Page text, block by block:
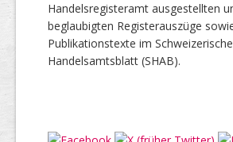
Handelsregisteramt ausgestellten
beglaubigten Registerauszüge
Publikationstexte im
Handelsamtsblatt (SHAB).